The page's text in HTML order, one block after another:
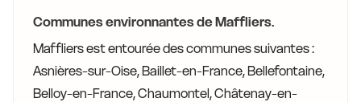
Communes environnantes de Maffliers.
Maffliers est entourée des communes suivantes :
Asnières-sur-Oise, Baillet-en-France, Bellefontaine,
Belloy-en-France, Chaumontel, Châtenay-en-